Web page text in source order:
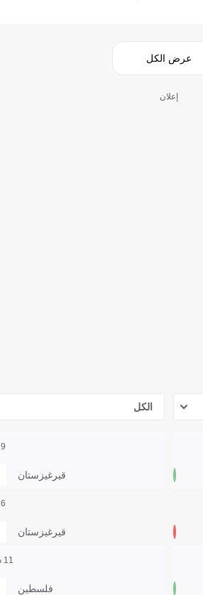
عرض الكل
إعلان
الكل
9 يونيو 2026
قيرغيزستان
6 يونيو 2026
قيرغيزستان
11 ديسمبر 2025
فلسطين